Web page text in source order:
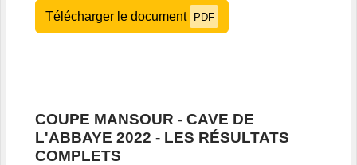
Télécharger le document PDF
COUPE MANSOUR - CAVE DE
L'ABBAYE 2022 - LES RÉSULTATS
COMPLETS